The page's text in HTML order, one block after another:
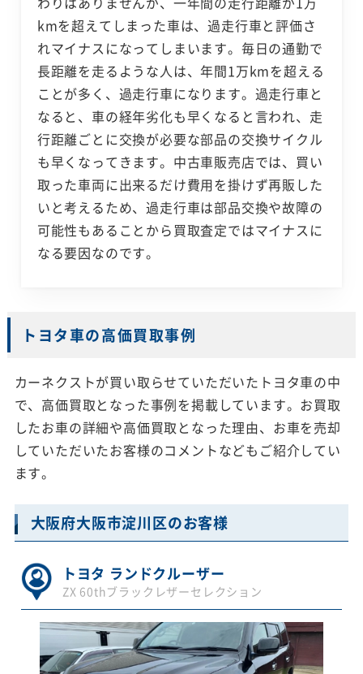
kmを超えてしまった車は、過走行車と評価さ
れマイナスになってしまいます。毎日の通勤で
長距離を走るような人は、年間1万kmを超える
ことが多く、過走行車になります。過走行車と
なると、車の経年劣化も早くなると言われ、走
行距離ごとに交換が必要な部品の交換サイクル
も早くなってきます。中古車販売店では、買い
取った車両に出来るだけ費用を掛けず再販した
いと考えるため、過走行車は部品交換や故障の
可能性もあることから買取査定ではマイナスに
なる要因なのです。
トヨタ車の高価買取事例
カーネクストが買い取らせていただいたトヨタ車の中
で、高価買取となった事例を掲載しています。お買取
したお車の詳細や高価買取となった理由、お車を売却
していただいたお客様のコメントなどもご紹介してい
ます。
大阪府大阪市淀川区のお客様
トヨタ ランドクルーザー
ZX 60thブラックレザーセレクション